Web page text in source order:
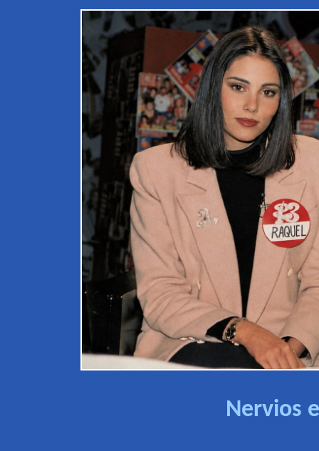
Nervios